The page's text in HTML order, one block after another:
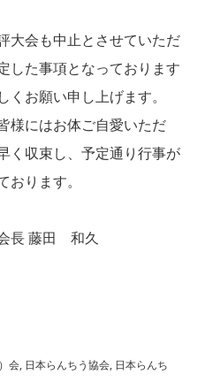
大会も中止とさせていただ
した事項となっております
お願い申し上げます。
様にはお体ご自愛いただ
く収束し、予定通り行事が
ります。
長 藤田 和久
会, 日本らんちう協会, 日本らんち